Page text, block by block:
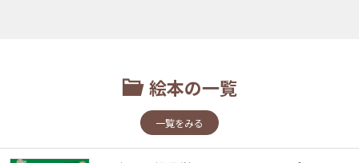
絵本の一覧
一覧をみる